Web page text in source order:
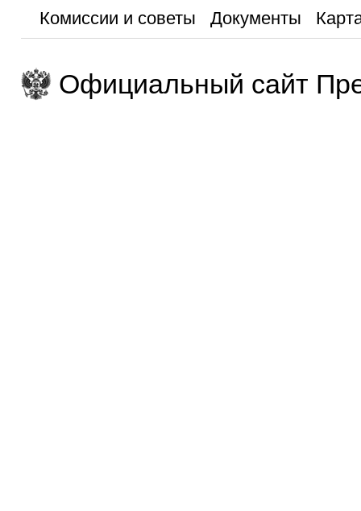
Комиссии и советы
Документы
Официальный сайт